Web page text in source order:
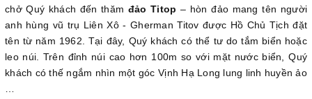
chở Quý khách đến thăm đảo Titop– hòn đảo mang tên người
anh hùng vũ trụ Liên Xô - Gherman Titov được Hồ Chủ Tịch đặt
tên từ năm 1962. Tại đây, Quý khách có thể tư do tắm biển hoặc
leo núi. Trên đỉnh núi cao hơn 100m so với mặt nước biển, Quý
khách có thế ngắm nhìn một góc Vịnh Hạ Long lung linh huyền ảo
…